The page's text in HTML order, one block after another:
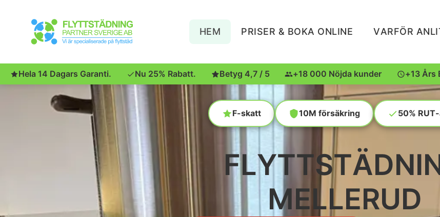
HEM PRISER & BOKA ONLINE VARFÖR
Hela 14 Dagars Garanti. Nu 25% Rabatt. Betyg 4,7 / 5 +18 000 Nöjda kunder +13 Års
MELLERUD
F-skatt 10M försäkring 50%